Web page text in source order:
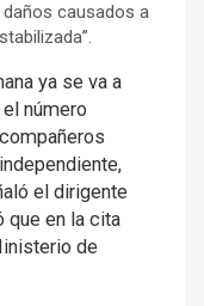
causados a
ya se va a
número
el dirigente
que en la cita
de